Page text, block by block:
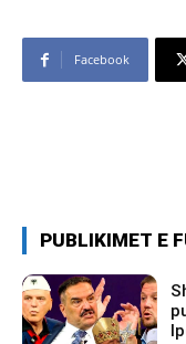
Facebook
PUBLIKIMET E